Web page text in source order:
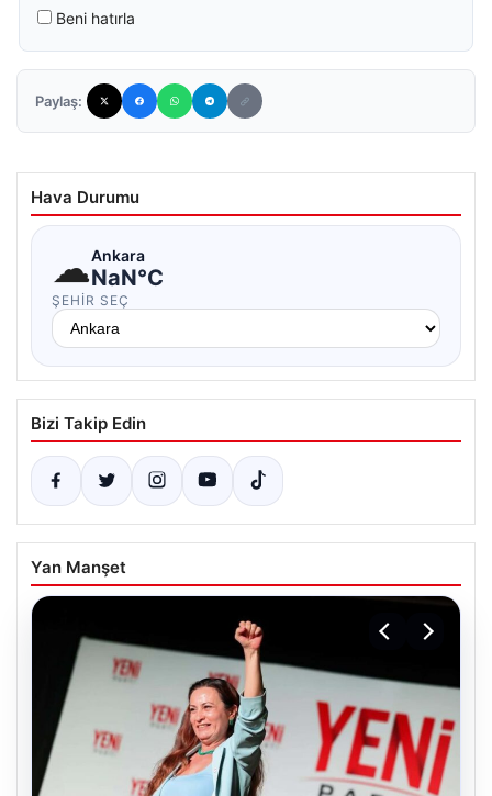
Beni hatırla
Paylaş:
Hava Durumu
☁Ankara
NaN°C
ŞEHIR SEÇ
Bizi Takip Edin
Yan Manşet